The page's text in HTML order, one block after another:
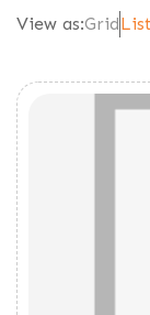
View as:GridList